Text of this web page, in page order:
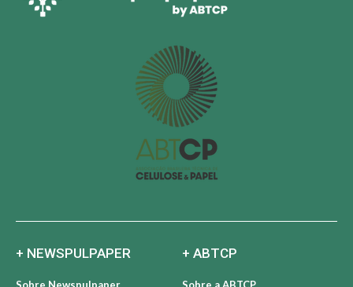
+ NEWSPULPAPER
Sobre Newspulpaper
+ ABTCP
Sobre a ABTCP